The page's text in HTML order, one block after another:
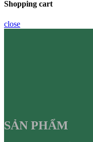
Shopping cart
close
SẢN PHẨM